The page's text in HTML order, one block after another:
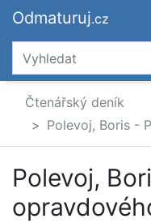
Odmaturuj.cz
Čtenářský deník
Polevoj, Boris -
Polevoj,